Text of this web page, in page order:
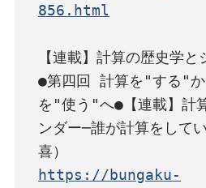
856.html
【連載】計算の歴史学と
●第四回 計算を"する"か
を"使う"へ●【連載】計
ンダー─誰が計算をして
https://bungaku-